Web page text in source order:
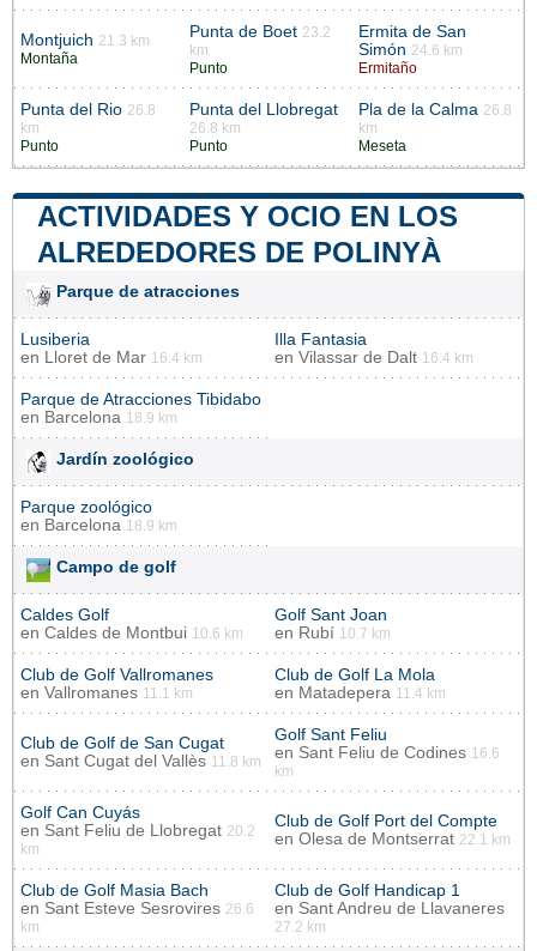
Montjuich 21.3 km
Montaña
Punta de Boet 23.2
km
Punto
Ermita de San
Simón 24.6 km
Ermitaño
Punta del Rio 26.8
km
Punto
Punta del Llobregat
26.8 km
Punto
Pla de la Calma 26.8
km
Meseta
ACTIVIDADES Y OCIO EN LOS
ALREDEDORES DE POLINYÀ
Parque de atracciones
Lusiberia
en Lloret de Mar 16.4 km
Illa Fantasia
en Vilassar de Dalt 16.4 km
Parque de Atracciones Tibidabo
en Barcelona 18.9 km
Jardín zoológico
Parque zoológico
en Barcelona 18.9 km
Campo de golf
Caldes Golf
en Caldes de Montbui 10.6 km
Golf Sant Joan
en Rubí 10.7 km
Club de Golf Vallromanes
en Vallromanes 11.1 km
Club de Golf La Mola
en Matadepera 11.4 km
Club de Golf de San Cugat
en Sant Cugat del Vallès 11.8 km
Golf Sant Feliu
en Sant Feliu de Codines 16.6
km
Golf Can Cuyás
en Sant Feliu de Llobregat 20.2
km
Club de Golf Port del Compte
en Olesa de Montserrat 22.1 km
Club de Golf Masia Bach
en Sant Esteve Sesrovires 26.6
km
Club de Golf Handicap 1
en Sant Andreu de Llavaneres
27.2 km